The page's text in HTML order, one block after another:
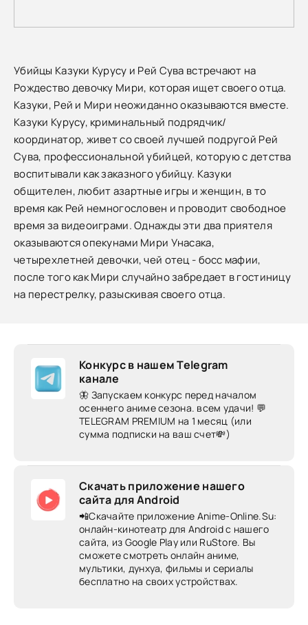
Убийцы Казуки Курусу и Рей Сува встречают на
Рождество девочку Мири, которая ищет своего отца.
Казуки, Рей и Мири неожиданно оказываются вместе.
Казуки Курусу, криминальный подрядчик/
координатор, живет со своей лучшей подругой Рей
Сува, профессиональной убийцей, которую с детства
воспитывали как заказного убийцу. Казуки
общителен, любит азартные игры и женщин, в то
время как Рей немногословен и проводит свободное
время за видеоиграми. Однажды эти два приятеля
оказываются опекунами Мири Унасака,
четырехлетней девочки, чей отец - босс мафии,
после того как Мири случайно забредает в гостиницу
на перестрелку, разыскивая своего отца.
Конкурс в нашем Telegram
канале
🦋 Запускаем конкурс перед началом
осеннего аниме сезона. всем удачи! 💬
TELEGRAM PREMIUM на 1 месяц (или
сумма подписки на ваш счет💸)
Скачать приложение нашего
сайта для Android
📲Скачайте приложение Anime-Online.Su:
онлайн-кинотеатр для Android c нашего
сайта, из Google Play или RuStore. Вы
сможете смотреть онлайн аниме,
мультики, дунхуа, фильмы и сериалы
бесплатно на своих устройствах.